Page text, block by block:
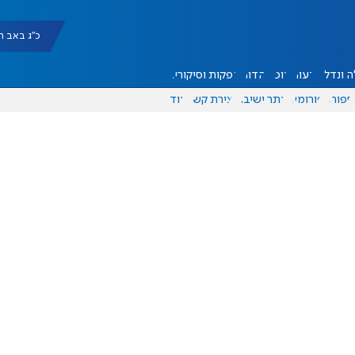
כ"ג באב תשפ"ו
ונדל"ן דעות אוכל יהדות הפקות וסיקורים
ספורט פורומים אתר ישיבה יצירת קשר עוד